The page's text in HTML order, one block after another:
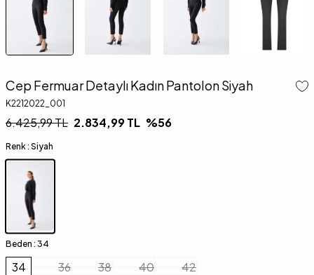
Cep Fermuar Detaylı Kadın Pantolon Siyah
K2212022_001
6.425,99TL 2.834,99TL %56
Renk : Siyah
Beden : 34
34 36 38 40 42